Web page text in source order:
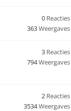
0 Reacties
363Weergaves
3 Reacties
794Weergaves
2 Reacties
3534Weergaves